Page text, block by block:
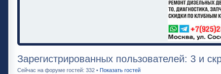
Зарегистрированных пользователей: 3 и
Сейчас на форуме гостей: 332 • Показать гостей